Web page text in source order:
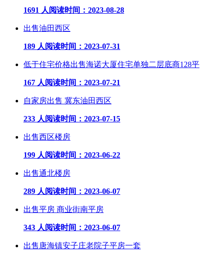
1691 人阅读时间：2023-08-28
出售油田西区
189 人阅读时间：2023-07-31
低于住宅价格出售海诺大厦住宅单独二层底商128平
167 人阅读时间：2023-07-21
自家房出售 冀东油田西区
233 人阅读时间：2023-07-15
出售西区楼房
199 人阅读时间：2023-06-22
出售通北楼房
289 人阅读时间：2023-06-07
出售平房 商业街南平房
343 人阅读时间：2023-06-07
出售唐海镇安子庄老院子平房一套